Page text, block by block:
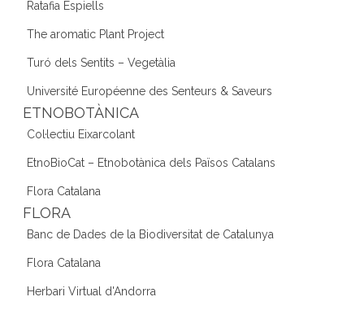
Ratafia Espiells
The aromatic Plant Project
Turó dels Sentits – Vegetàlia
Université Européenne des Senteurs & Saveurs
ETNOBOTÀNICA
Col·lectiu Eixarcolant
EtnoBioCat – Etnobotànica dels Països Catalans
Flora Catalana
FLORA
Banc de Dades de la Biodiversitat de Catalunya
Flora Catalana
Herbari Virtual d'Andorra